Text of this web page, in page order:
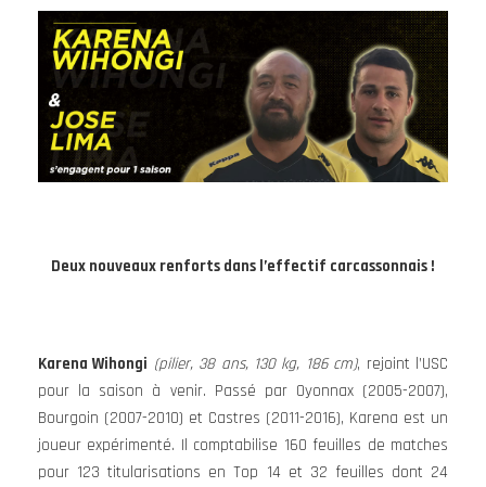
Deux nouveaux renforts dans l’effectif carcassonnais !
Karena Wihongi (pilier, 38 ans, 130 kg, 186 cm), rejoint l’USC
pour la saison à venir. Passé par Oyonnax (2005-2007),
Bourgoin (2007-2010) et Castres (2011-2016), Karena est un
joueur expérimenté. Il comptabilise 160 feuilles de matches
pour 123 titularisations en Top 14 et 32 feuilles dont 24